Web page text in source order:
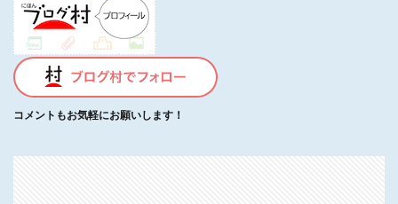
コメントもお気軽にお願いします！